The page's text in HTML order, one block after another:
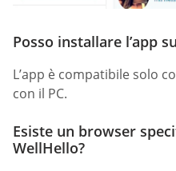
Posso installare l’app
L’app è compatibile solo
con il PC.
Esiste un browser
WellHello?